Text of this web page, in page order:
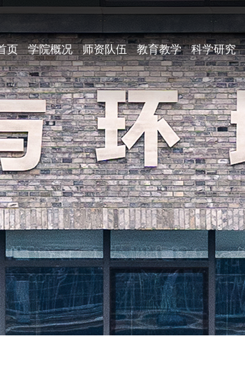
页 学院概况 师资队伍 教育教学 科学研究